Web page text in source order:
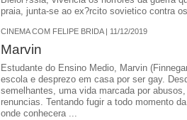
praia, junta-se ao ex?rcito sovietico contra
CINEMA COM FELIPE BRIDA | 11/12/2019
Marvin
Estudante do Ensino Medio, Marvin
escola e desprezo em casa por ser gay.
semelhantes, uma vida marcada por
renuncias. Tentando fugir a todo momento
onde conhecera ...